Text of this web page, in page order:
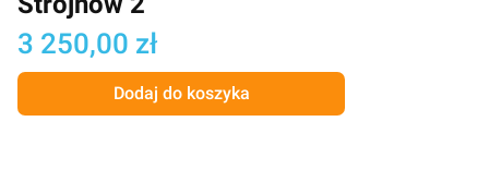
Cena
3 250,00 zł
Dodaj do koszyka